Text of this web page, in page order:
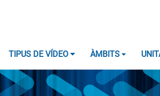
TIPUS DE VÍDEO ÀMBITS